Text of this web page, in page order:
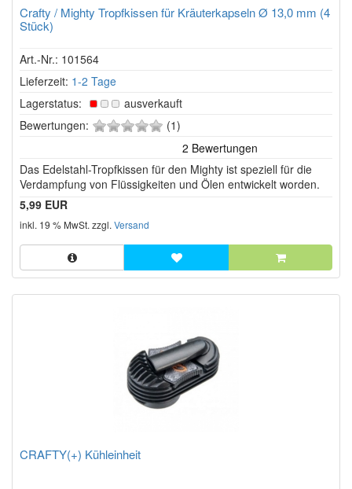
Crafty / Mighty Tropfkissen für Kräuterkapseln Ø 13,0 mm (4
Stück)
Art.-Nr.: 101564
Lieferzeit: 1-2 Tage
Lagerstatus:
ausverkauft
Bewertungen:
0
Sternen!
(1)
Das Edelstahl-Tropfkissen für den Mighty ist speziell für die
Verdampfung von Flüssigkeiten und Ölen entwickelt worden.
5,99 EUR
inkl. 19 % MwSt. zzgl. Versand
CRAFTY(+) Kühleinheit